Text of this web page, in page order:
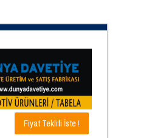
Fiyat Teklifi İste !